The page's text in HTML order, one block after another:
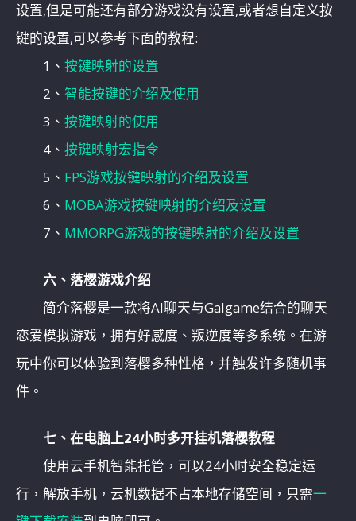
设置,但是可能还有部分游戏没有设置,或者想自定义按
键的设置,可以参考下面的教程:
1、 按键映射的设置
2、 智能按键的介绍及使用
3、 按键映射的使用
4、 按键映射宏指令
5、 FPS游戏按键映射的介绍及设置
6、 MOBA游戏按键映射的介绍及设置
7、 MMORPG游戏的按键映射的介绍及设置
六、落樱游戏介绍
简介落樱是一款将AI聊天与Galgame结合的聊天
恋爱模拟游戏，拥有好感度、叛逆度等多系统。在游
玩中你可以体验到落樱多种性格，并触发许多随机事
件。
七、在电脑上24小时多开挂机落樱教程
使用云手机智能托管，可以24小时安全稳定运
行，解放手机，云机数据不占本地存储空间，只需一